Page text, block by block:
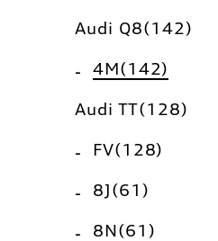
Audi Q8(142)
4M(142)
Audi TT(128)
FV(128)
8J(61)
8N(61)